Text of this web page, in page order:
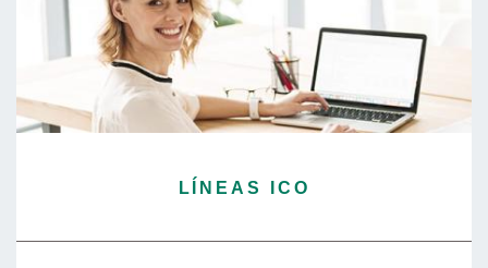
LÍNEAS ICO